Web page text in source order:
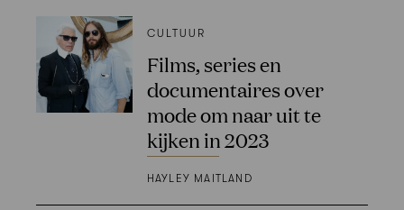
CULTUUR
Films, series en
documentaires over
mode om naar uit te
kijken in 2023
HAYLEY MAITLAND